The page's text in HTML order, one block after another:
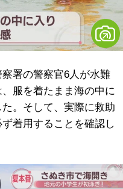
署の警察官6人が水難
服を着たまま海の中に
。そして、実際に救助
着用することを確認し